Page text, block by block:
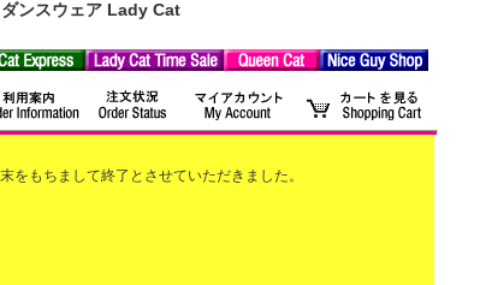
ンスウェア Lady Cat
もちまして終了とさせていただきました。